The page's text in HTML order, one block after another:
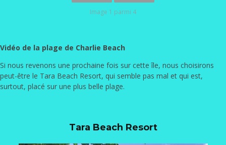
Image 1 parmi 4
Vidéo de la plage de Charlie Beach
Si nous revenons une prochaine fois sur cette île, nous choisirons
peut-être le Tara Beach Resort, qui semble pas mal et qui est,
surtout, placé sur une plus belle plage.
Tara Beach Resort